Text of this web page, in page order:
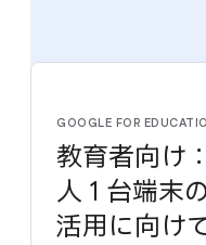
GOOGLE FOR
教育者向け
人 1 台端末
活用に​向け